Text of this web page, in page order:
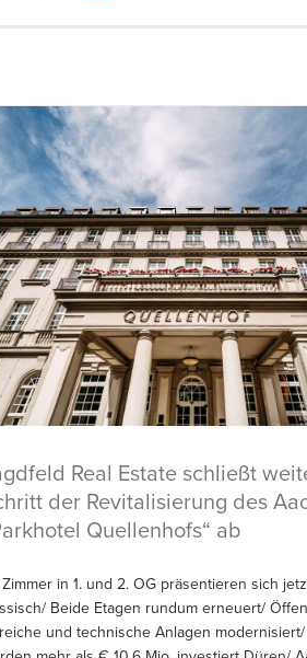
Real Estate schließt
der Revitalisierung des
Quellenhofs“ ab
in 1. und 2. OG präsentieren sich
Beide Etagen rundum erneuert/
und technische Anlagen